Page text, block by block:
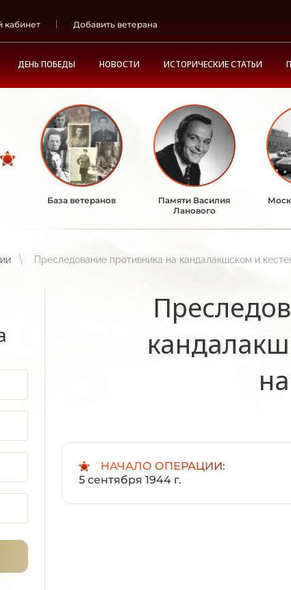
кабинет Добавить ветерана
ДЕНЬ ПОБЕДЫ НОВОСТИ ИСТОРИЧЕСКИЕ СТАТЬИ
База ветеранов
Памяти Василия
Ланового
Преследование противника на кандалакшском и
НАЧАЛО ОПЕРАЦИИ:
5 сентября 1944 г.